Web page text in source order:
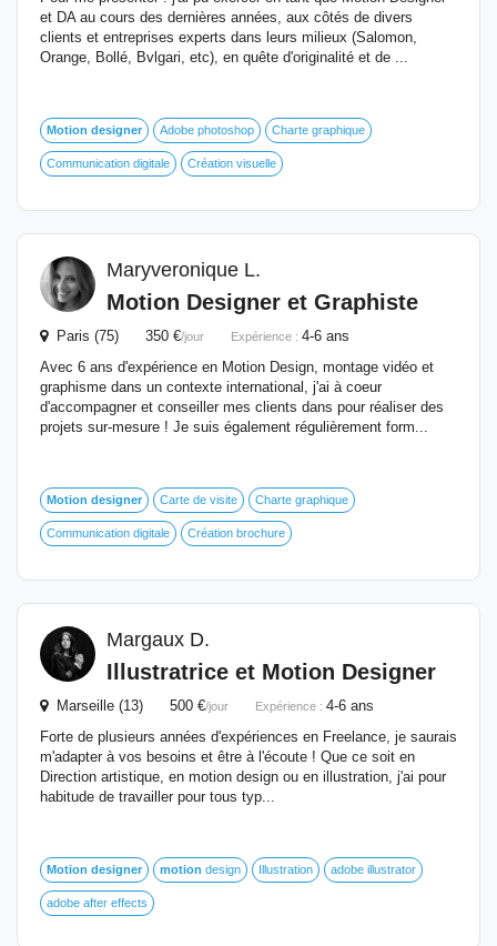
et DA au cours des dernières années, aux côtés de divers
clients et entreprises experts dans leurs milieux (Salomon,
Orange, Bollé, Bvlgari, etc), en quête d'originalité et de ...
Motion designer Adobe photoshop Charte graphique
Communication digitale Création visuelle
Maryveronique L.
Motion Designer et Graphiste
Paris (75) 350 €/jour Expérience : 4-6 ans
Avec 6 ans d'expérience en Motion Design, montage vidéo et
graphisme dans un contexte international, j'ai à coeur
d'accompagner et conseiller mes clients dans pour réaliser des
projets sur-mesure ! Je suis également régulièrement form...
Motion designer Carte de visite Charte graphique
Communication digitale Création brochure
Margaux D.
Illustratrice et Motion Designer
Marseille (13) 500 €/jour Expérience : 4-6 ans
Forte de plusieurs années d'expériences en Freelance, je saurais
m'adapter à vos besoins et être à l'écoute ! Que ce soit en
Direction artistique, en motion design ou en illustration, j'ai pour
habitude de travailler pour tous typ...
Motion designer motion design Illustration adobe illustrator
adobe after effects